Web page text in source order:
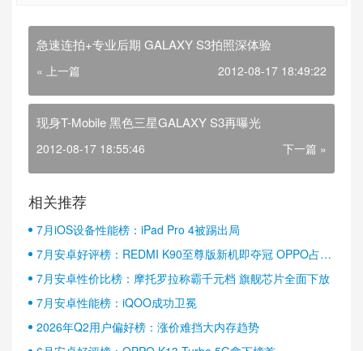
急速连拍+专业后期 GALAXY S3拍照深体验
« 上一篇 2012-08-17 18:49:22
现身T-Mobile 黑色三星GALAXY S3再曝光
2012-08-17 18:55:46 下一篇 »
相关推荐
7月iOS设备性能榜：iPad Pro 4被踢出局
7月安卓好评榜：REDMI K90至尊版新机即夺冠 OPPO占据
半壁江山
7月安卓性价比榜：摩托罗拉称霸千元档 旗舰芯片全面下放
7月安卓性能榜：iQOO成功卫冕
2026年Q2用户偏好榜：涨价难挡大内存趋势